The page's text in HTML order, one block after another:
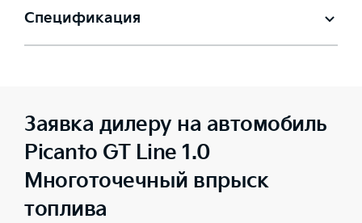
Спецификация
Заявка дилеру на автомобиль
Picanto GT Line 1.0
Многоточечный впрыск
топлива